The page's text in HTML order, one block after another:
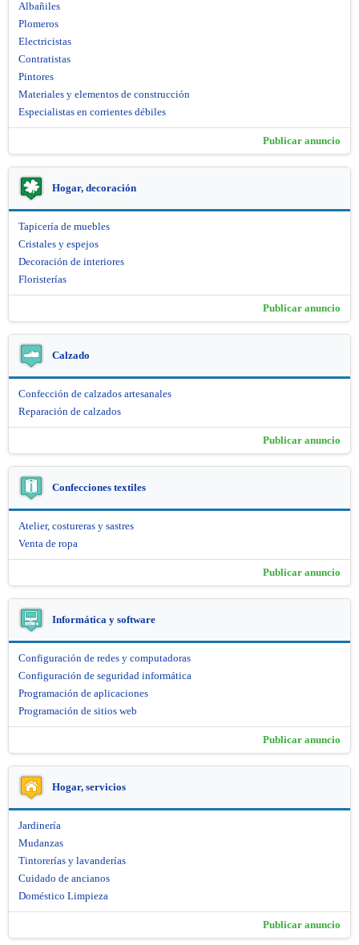
Albañiles
Plomeros
Electricistas
Contratistas
Pintores
Materiales y elementos de construcción
Especialistas en corrientes débiles
Publicar anuncio
Hogar, decoración
Tapicería de muebles
Cristales y espejos
Decoración de interiores
Floristerías
Publicar anuncio
Calzado
Confección de calzados artesanales
Reparación de calzados
Publicar anuncio
Confecciones textiles
Atelier, costureras y sastres
Venta de ropa
Publicar anuncio
Informática y software
Configuración de redes y computadoras
Configuración de seguridad informática
Programación de aplicaciones
Programación de sitios web
Publicar anuncio
Hogar, servicios
Jardinería
Mudanzas
Tintorerías y lavanderías
Cuidado de ancianos
Doméstico Limpieza
Publicar anuncio